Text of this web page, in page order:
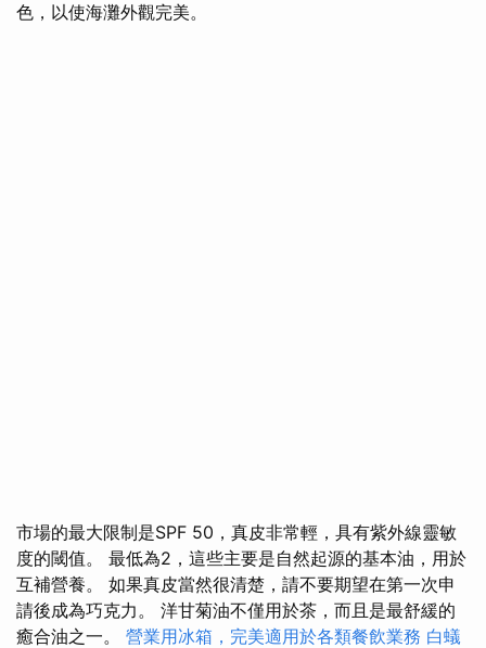
色，以使海灘外觀完美。
市場的最大限制是SPF 50，真皮非常輕，具有紫外線靈敏
度的閾值。 最低為2，這些主要是自然起源的基本油，用於
互補營養。 如果真皮當然很清楚，請不要期望在第一次申
請後成為巧克力。 洋甘菊油不僅用於茶，而且是最舒緩的
癒合油之一。 營業用冰箱，完美適用於各類餐飲業務 白蟻